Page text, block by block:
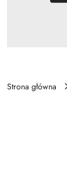
Strona główna